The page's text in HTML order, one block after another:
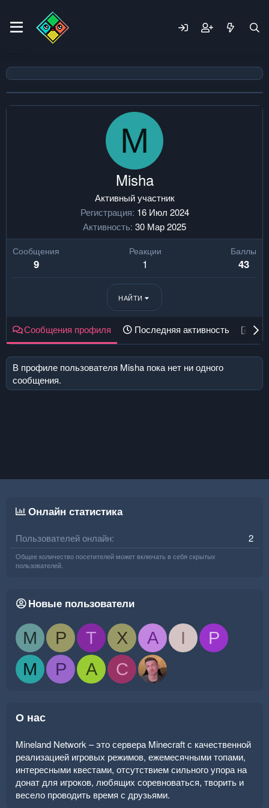
M
Misha
Активный участник
Регистрация 16 Июл 2024
Активность 30 Мар 2025
Сообщения
9
Реакции
1
Баллы
43
НАЙТИ
Сообщения профиля Последняя активность
В профиле пользователя Misha пока нет ни одного
сообщения.
Онлайн статистика
Пользователей онлайн 2
Общее количество посетителей может включать в себя скрытых
пользователей.
Новые пользователи
M P T X A I
P
M
P A C
О нас
Mineland Network – это сервера Minecraft с качественной
реализацией игровых режимов, ежемесячными топами,
интересными квестами, отсутствием сильного упора на
донат для игроков, любящих соревноваться, творить и
весело проводить время с друзьями.